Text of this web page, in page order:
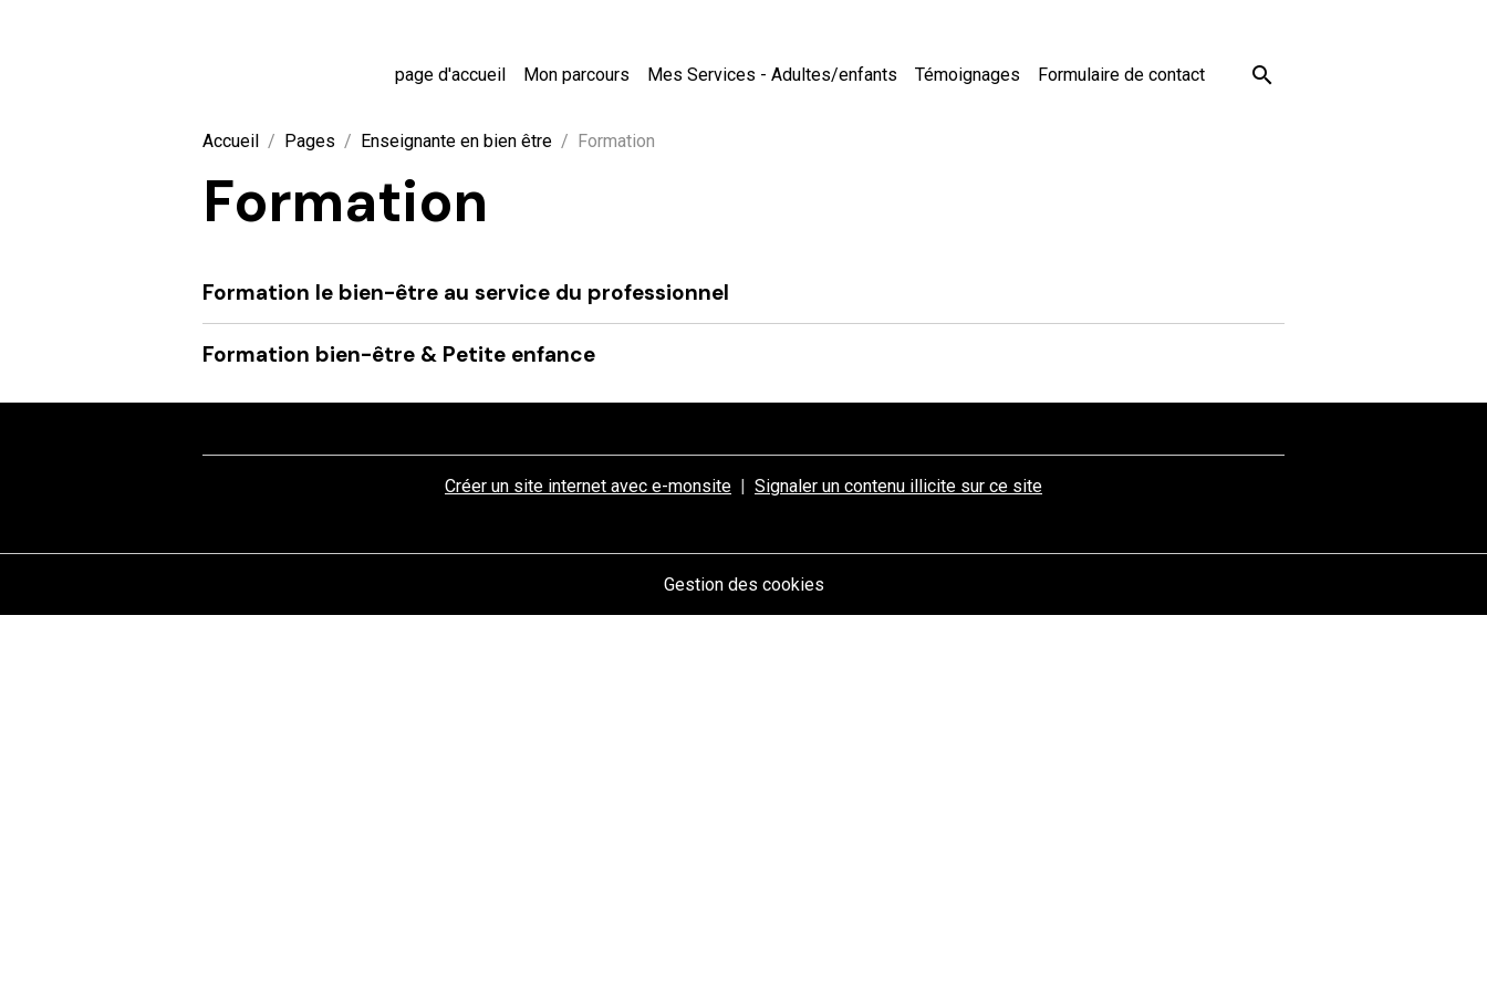
page d'accueil Mon parcours Mes Services - Adultes/enfants Témoignages Formulaire de contact
Accueil Pages Enseignante en bien être Formation
Formation
Formation le bien-être au service du professionnel
Formation bien-être & Petite enfance
Créer un site internet avec e-monsite Signaler un contenu illicite sur ce site
Gestion des cookies